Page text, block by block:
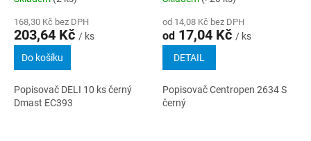
168,30 Kč bez DPH
203,64 Kč / ks
Do košíku
Popisovač DELI 10 ks černý
Dmast EC393
od 14,08 Kč bez DPH
od 17,04 Kč / ks
DETAIL
Popisovač Centropen 2634 S
černý